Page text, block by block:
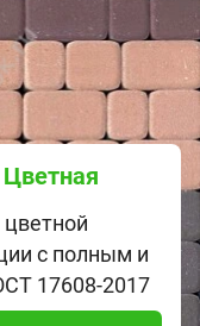
с полным и
17608-2017